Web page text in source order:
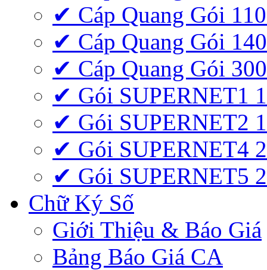
✔ Cáp Quang Gói
✔ Cáp Quang Gói
✔ Cáp Quang Gói
✔ Gói SUPERNET1
✔ Gói SUPERNET2
✔ Gói SUPERNET4
✔ Gói SUPERNET5
Chữ Ký Số
Giới Thiệu & Báo Giá
Bảng Báo Giá CA